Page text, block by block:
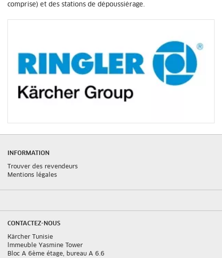
comprise) et des stations de dépoussiérage.
INFORMATION
Trouver des revendeurs
Mentions légales
CONTACTEZ-NOUS
Kärcher Tunisie
lmmeuble Yasmine Tower
Bloc A 6ème étage, bureau A 6.6